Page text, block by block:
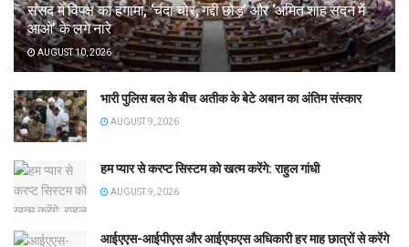
संसद में विपक्ष का हंगामा, ‘चंदा चोर, गद्दी छोड़’ और ‘अमित शाह सदन में
आओ’ के लगे नारे
AUGUST 10, 2026
भारी पुलिस बल के बीच अतीक के बेटे अबान का अंतिम संस्कार
AUGUST 9, 2026
हम प्यार से करप्ट सिस्टम को खत्म करेंगे: राहुल गांधी
AUGUST 9, 2026
आईएएस-आईपीएस और आईएफएस अधिकारी हर माह छात्रों से करेंगे